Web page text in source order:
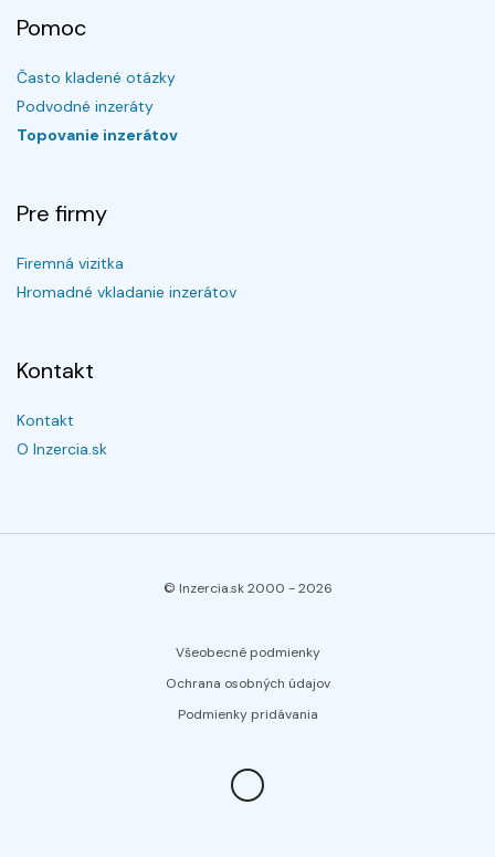
Pomoc
Často kladené otázky
Podvodné inzeráty
Topovanie inzerátov
Pre firmy
Firemná vizitka
Hromadné vkladanie inzerátov
Kontakt
Kontakt
O Inzercia.sk
© Inzercia.sk 2000 -2026
Všeobecné podmienky
Ochrana osobných údajov
Podmienky pridávania